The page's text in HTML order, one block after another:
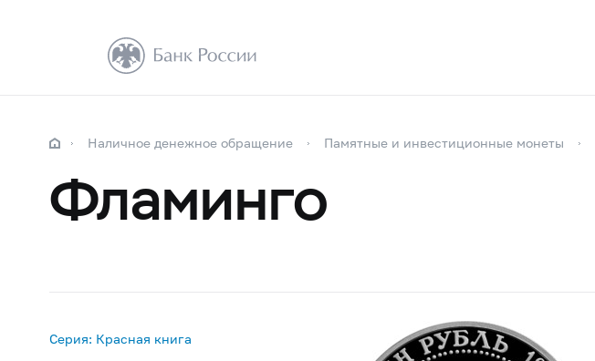
Наличное денежное обращение Памятные и инвестиционные монеты
Фламинго
Серия: Красная книга